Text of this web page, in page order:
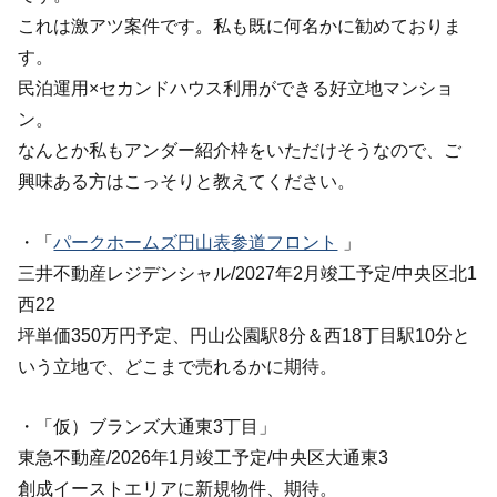
これは激アツ案件です。私も既に何名かに勧めておりま
す。
民泊運用×セカンドハウス利用ができる好立地マンショ
ン。
なんとか私もアンダー紹介枠をいただけそうなので、ご
興味ある方はこっそりと教えてください。
・「パークホームズ円山表参道フロント
」
三井不動産レジデンシャル/2027年2月竣工予定/中央区北1
西22
坪単価350万円予定、円山公園駅8分＆西18丁目駅10分と
いう立地で、どこまで売れるかに期待。
・「仮）ブランズ大通東3丁目」
東急不動産/2026年1月竣工予定/中央区大通東3
創成イーストエリアに新規物件、期待。